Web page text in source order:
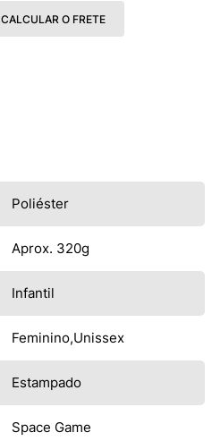
CALCULAR O FRETE
Poliéster
Aprox. 320g
Infantil
Feminino Unissex
Estampado
Space Game